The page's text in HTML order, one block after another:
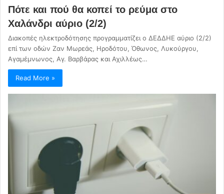
Πότε και πού θα κοπεί το ρεύμα στο
Χαλάνδρι αύριο (2/2)
Διακοπές ηλεκτροδότησης προγραμματίζει ο ΔΕΔΔΗΕ αύριο (2/2)
επί των οδών Ζαν Μωρεάς, Ηροδότου, Όθωνος, Λυκούργου,
Αγαμέμνωνος, Αγ. Βαρβάρας και Αχιλλέως…
Read More »